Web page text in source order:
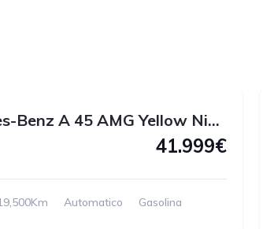
Mercedes-Benz A 45 AMG Yellow Night Edition 4MATIC 381 CV
41.999€
Automatico Gasolina